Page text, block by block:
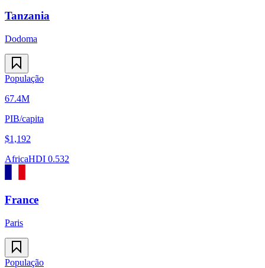
Tanzania
Dodoma
População
67.4M
PIB/capita
$1,192
AfricaHDI 0.532
France
Paris
População